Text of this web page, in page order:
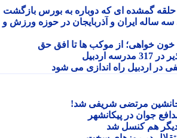
گمشده ای که دوباره به بورس بازگشت
ایران و آذربایجان در حوزه ورزش و
خواهی؛ از موکب ها تا افقِ حق
راه اندازی می شود
جوان در پیکانشهر
هم کنسل شد